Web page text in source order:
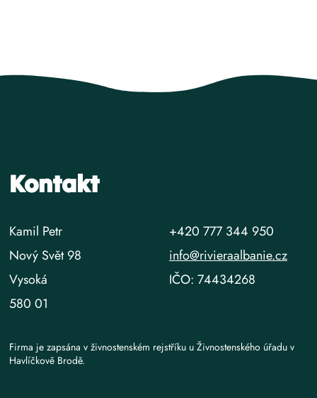
Kontakt
Kamil Petr
Nový Svět 98
Vysoká
580 01
+420 777 344 950
info@rivieraalbanie.cz
IČO: 74434268
Firma je zapsána v živnostenském rejstříku u Živnostenského úřadu v
Havlíčkově Brodě.